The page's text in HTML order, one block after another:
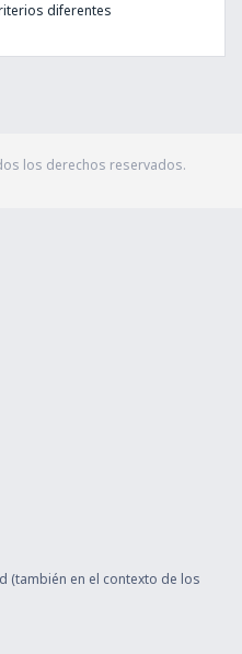
diferentes
los derechos reservados.
(también en el contexto de los